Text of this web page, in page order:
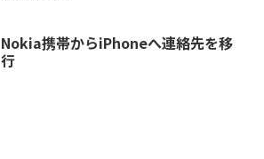
Nokia携帯からiPhoneへ連絡先を移
行